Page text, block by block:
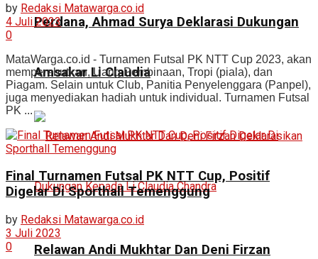
Perdana, Ahmad Surya Deklarasi Dukungan
Amsakar Li Claudia
Relawan Andi Mukhtar Dan Deni Firzan
by Redaksi Matawarga.co.id
4 Juli 2023
0
MataWarga.co.id - Turnamen Futsal PK NTT Cup 2023, akan
memperebutkan, Uang Pembinaan, Tropi (piala), dan
Piagam. Selain untuk Club, Panitia Penyelenggara (Panpel),
juga menyediakan hadiah untuk individual. Turnamen Futsal
PK ...
Final Turnamen Futsal PK NTT Cup, Positif
Digelar Di Sporthall Temenggung
by Redaksi Matawarga.co.id
3 Juli 2023
0